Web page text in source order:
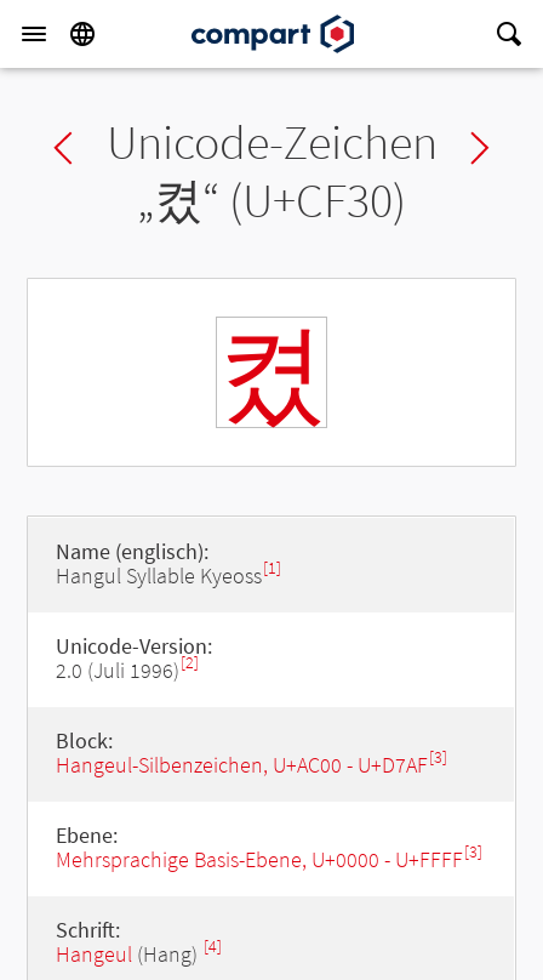
Previous char
Unicode-Zeichen
„켰“ (U+CF30)
켰
Name (englisch):
Hangul Syllable Kyeoss[1]
Unicode-Version:
2.0 (Juli 1996)[2]
Block:
Hangeul-Silbenzeichen, U+AC00 - U+D7AF[3]
Ebene:
Mehrsprachige Basis-Ebene, U+0000 - U+FFFF[3]
Schrift:
Hangeul(Hang) [4]